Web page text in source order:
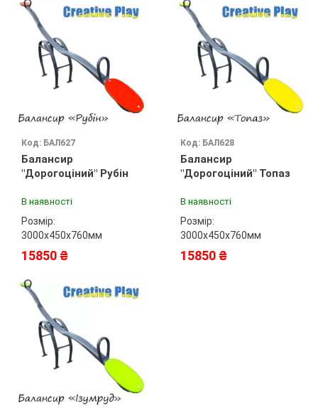
Код: БАЛ627
Балансир
"Дорогоціний" Рубін
В наявності
Розмір:
3000х450х760мм
15850 ₴
Код: БАЛ628
Балансир
"Дорогоціний" Топаз
В наявності
Розмір:
3000х450х760мм
15850 ₴